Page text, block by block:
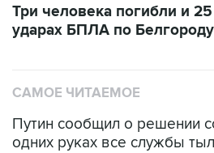
Три человека погибли и
ударах БПЛА по Белгороду
САМОЕ ЧИТАЕМОЕ
Путин сообщил о решении
одних руках все службы